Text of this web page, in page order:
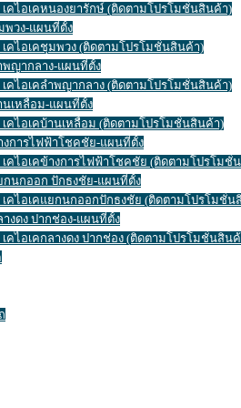
เคไอเคหนองยารักษ์ (ติดตามโปรโมชั่นสินค้า)
พวง-แผนที่ตั้ง
เคไอเคชุมพวง (ติดตามโปรโมชั่นสินค้า)
พญากลาง-แผนที่ตั้ง
เคไอเคลำพญากลาง (ติดตามโปรโมชั่นสินค้า)
นเหลื่อม-แผนที่ตั้ง
เคไอเคบ้านเหลื่อม (ติดตามโปรโมชั่นสินค้า)
งการไฟฟ้าโชคชัย-แผนที่ตั้ง
เคไอเคข้างการไฟฟ้าโชคชัย (ติดตามโปรโมชั่
กนกออก ปักธงชัย-แผนที่ตั้ง
เคไอเคแยกนกออกปักธงชัย (ติดตามโปรโมชั่น
างดง ปากช่อง-แผนที่ตั้ง
เคไอเคกลางดง ปากช่อง (ติดตามโปรโมชั่นสิน